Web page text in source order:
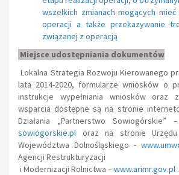
wszelkich zmianach mogących mieć
operacji a także przekazywanie
związanej z operacją
Miejsce udostępniania dokumentów
Lokalna Strategia Rozwoju Kierowanego
lata 2014-2020, formularze wniosków o
instrukcje wypełniania wniosków oraz
wsparcia dostępne są na stronie
Działania „Partnerstwo Sowiogórskie” –
sowiogorskie.pl oraz na stronie Urzędu
Województwa Dolnośląskiego -
Agencji Restrukturyzacji
i Modernizacji Rolnictwa – www.arimr.gov.pl .